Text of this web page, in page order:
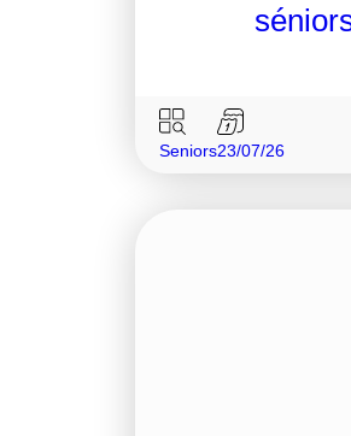
Seniors23/07/26